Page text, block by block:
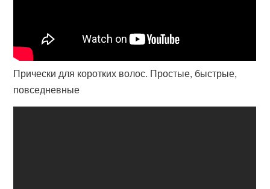
Прически для коротких волос. Простые, быстрые,
повседневные